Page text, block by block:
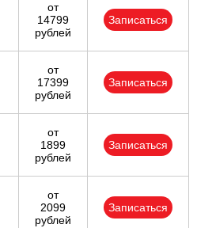
от
14799
рублей
Записаться
от
17399
рублей
Записаться
от
1899
рублей
Записаться
от
2099
рублей
Записаться